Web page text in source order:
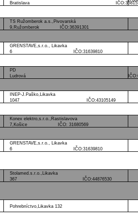
Bratislava
TS Ružomberok a.s.,Pivovarská
9,Ružomberok IČO:36391301
GRENSTAVE,s.r.o., Likavka
6 IČO:31639810
PD
Ludrová
INEP-J.Paško,Likavka
1047 IČO:43105149
Konex elektro,s.r.o.,Rastislavova
7,Košice IČO: 31680569
GRENSTAVE,s.r.o., Likavka
6 IČO:31639810
Stolamed.s.r.o.,Likavka
367 IČO:44876530
Pohrebníctvo,Likavka 132